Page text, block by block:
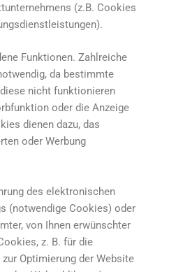
(z.B. Cookies
Funktionen. Zahlreiche
da bestimmte
nicht funktionieren
oder die Anzeige
dienen dazu, das
oder Werbung
des elektronischen
(notwendige Cookies) oder
von Ihnen erwünschter
z. B. für die
Optimierung der Website